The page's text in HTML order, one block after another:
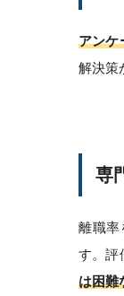
アンケ
解決策
専
離職率
す。評
は困難